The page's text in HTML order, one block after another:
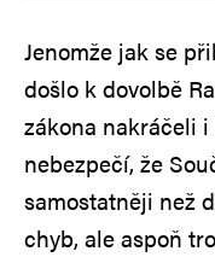
Jenomže jak se
došlo k dovolbě
zákona nakráčeli
nebezpečí, že
samostatněji než
chyb, ale aspoň